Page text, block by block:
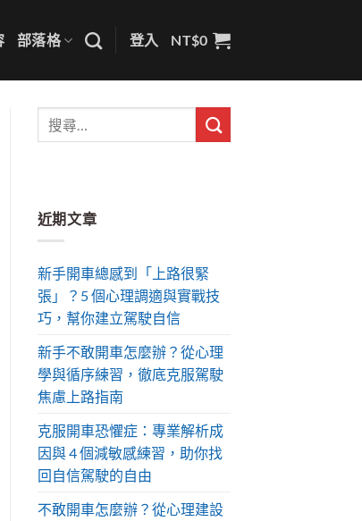
部落格 登入 NT$0
近期文章
新手開車總感到「上路很緊
張」？5 個心理調適與實戰技
巧，幫你建立駕駛自信
新手不敢開車怎麼辦？從心理
學與循序練習，徹底克服駕駛
焦慮上路指南
克服開車恐懼症：專業解析成
因與 4 個減敏感練習，助你找
回自信駕駛的自由
不敢開車怎麼辦？從心理建設